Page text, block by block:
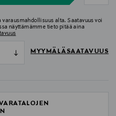
varausmahdollisuus alta. Saatavuus voi
näyttämämme tieto pitää aina
MYYMÄLÄSAATAVUUS